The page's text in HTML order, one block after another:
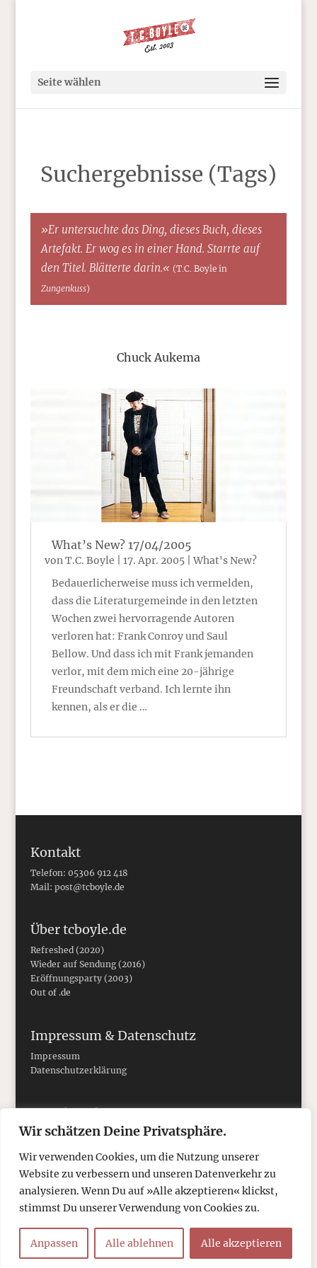
Wir schätzen Deine Privatsphäre.
Wir verwenden Cookies, um die Nutzung unserer
Website zu verbessern und unseren Datenverkehr zu
analysieren. Wenn Du auf »Alle akzeptieren« klickst,
stimmst Du unserer Verwendung von Cookies zu.
Anpassen Alle ablehnen Alle akzeptieren
Seite wählen
Suchergebnisse (Tags)
»Er untersuchte das Ding, dieses Buch, dieses
Artefakt. Er wog es in einer Hand. Starrte auf
den Titel. Blätterte darin.« (T.C. Boyle in
Zungenkuss)
Chuck Aukema
What’s New? 17/04/2005
vonT.C. Boyle 17. Apr. 2005|What's New?
Bedauerlicherweise muss ich vermelden,
dass die Literaturgemeinde in den letzten
Wochen zwei hervorragende Autoren
verloren hat: Frank Conroy und Saul
Bellow. Und dass ich mit Frank jemanden
verlor, mit dem mich eine 20-jährige
Freundschaft verband. Ich lernte ihn
kennen, als er die …
Kontakt
Telefon: 05306 912 418
Mail: post@tcboyle.de
Über tcboyle.de
Refreshed (2020)
Wieder auf Sendung (2016)
Eröffnungsparty (2003)
Out of .de
Impressum & Datenschutz
Impressum
Datenschutzerklärung
Social Media